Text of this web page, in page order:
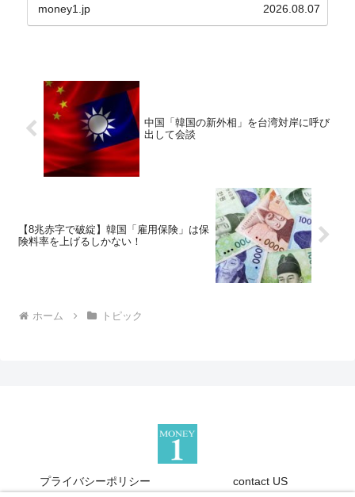
バンクにして不良債権の買い取りを行い、分割償還
money1.jp 2026.08.07
中国「韓国の新外相」を台湾対岸に呼び
出して会談
【8兆赤字で破綻】韓国「雇用保険」は保
険料率を上げるしかない！
ホーム トピック
プライバシーポリシー contact US